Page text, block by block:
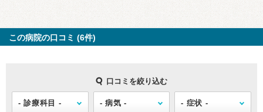
この病院の口コミ (6件)
口コミを絞り込む